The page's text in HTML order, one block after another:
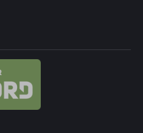
совместимы с
для версий 1.063.0,
нужно